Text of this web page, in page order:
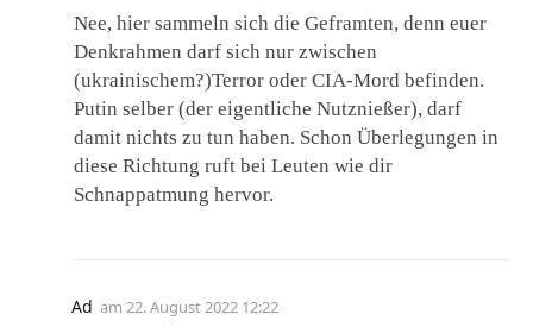
Nee, hier sammeln sich die Geframten, denn euer
Denkrahmen darf sich nur zwischen
(ukrainischem?)Terror oder CIA-Mord befinden.
Putin selber (der eigentliche Nutznießer), darf
damit nichts zu tun haben. Schon Überlegungen in
diese Richtung ruft bei Leuten wie dir
Schnappatmung hervor.
Ad am 22. August 2022 12:22